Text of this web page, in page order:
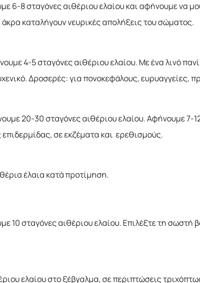
6-8 σταγόνες αιθέριου ελαίου και αφήνουμε να
άκρα καταλήγουν νευρικές απολήξεις του σώματος.
4-5 σταγόνες αιθέριου ελαίου. Με ένα λινό
Δροσερές: για πονοκεφάλους, ευρυαγγείες,
20-30 σταγόνες αιθέριου ελαίου. Αφήνουμε 7-
σε εκζέματα και ερεθισμούς.
έλαια κατά προτίμηση.
10 σταγόνες αιθέριου ελαίου. Επιλέξτε τη σωστή
ελαίου στο ξέβγαλμα, σε περιπτώσεις